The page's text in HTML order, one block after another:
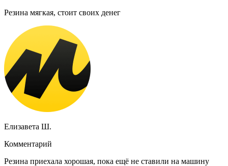
Резина мягкая, стоит своих денег
Елизавета Ш.
Комментарий
Резина приехала хорошая, пока ещё не ставили на машину